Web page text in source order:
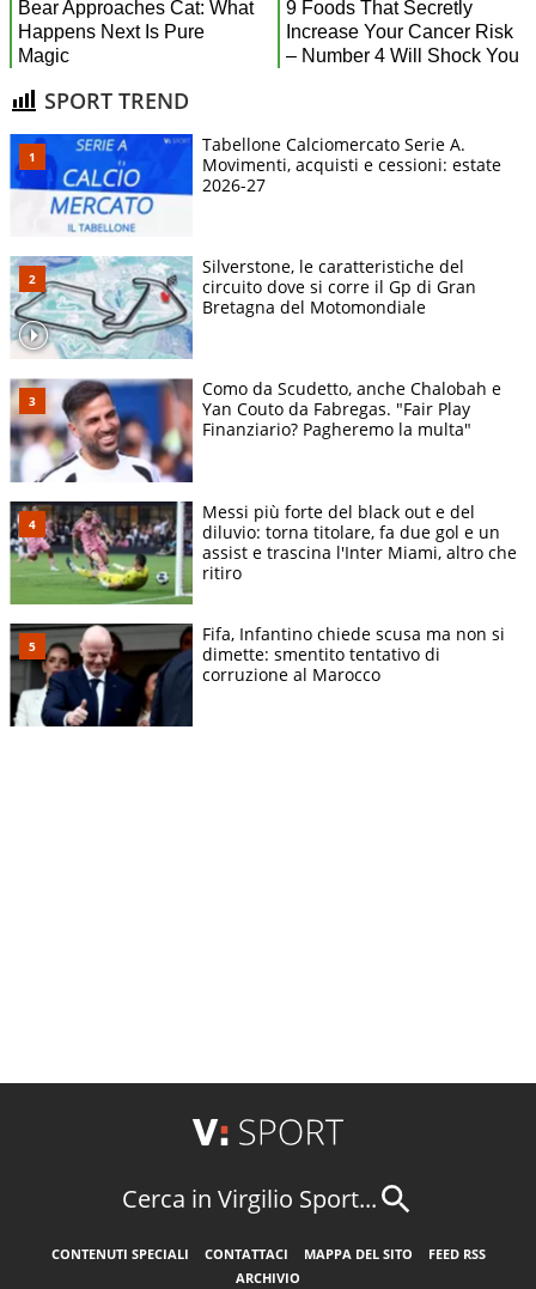
SPORT TREND
Tabellone Calciomercato Serie A.
Movimenti, acquisti e cessioni: estate
2026-27
Silverstone, le caratteristiche del
circuito dove si corre il Gp di Gran
Bretagna del Motomondiale
Como da Scudetto, anche Chalobah e
Yan Couto da Fabregas. "Fair Play
Finanziario? Pagheremo la multa"
Messi più forte del black out e del
diluvio: torna titolare, fa due gol e un
assist e trascina l'Inter Miami, altro che
ritiro
Fifa, Infantino chiede scusa ma non si
dimette: smentito tentativo di
corruzione al Marocco
Cerca in Virgilio Sport...
CONTENUTI SPECIALI CONTATTACI MAPPA DEL SITO
FEED RSS
ARCHIVIO